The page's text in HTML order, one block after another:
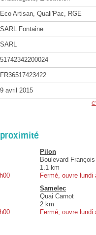
Eco Artisan, Quali'Pac, RGE
SARL Fontaine
SARL
51742342200024
FR36517423422
9 avril 2015
Pilon
Boulevard
1.1 km
Fermé, ouvre lundi
Samelec
Quai Carnot
2 km
Fermé, ouvre lundi